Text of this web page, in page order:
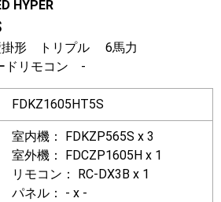
HYPER
掛形 トリプル 6馬力
ドリモコン -
FDKZ1605HT5S
室内機： FDKZP565S x 3
室外機： FDCZP1605H x 1
リモコン： RC-DX3B x 1
パネル： - x -